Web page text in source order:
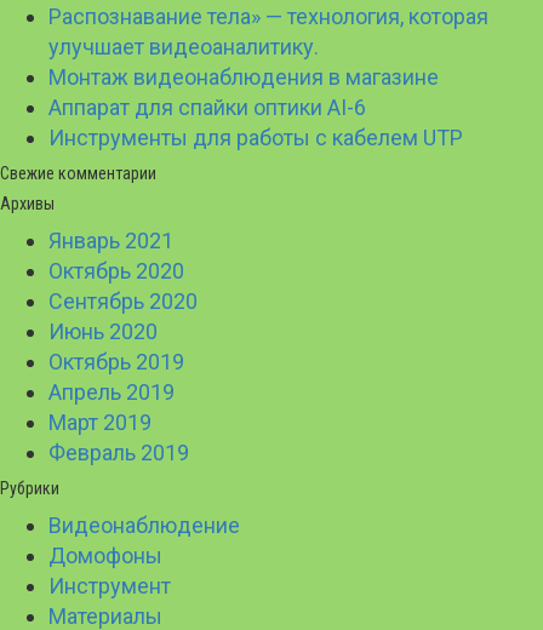
Распознавание тела» — технология, которая
улучшает видеоаналитику.
Монтаж видеонаблюдения в магазине
Аппарат для спайки оптики AI-6
Инструменты для работы с кабелем UTP
Свежие комментарии
Архивы
Январь 2021
Октябрь 2020
Сентябрь 2020
Июнь 2020
Октябрь 2019
Апрель 2019
Март 2019
Февраль 2019
Рубрики
Видеонаблюдение
Домофоны
Инструмент
Материалы